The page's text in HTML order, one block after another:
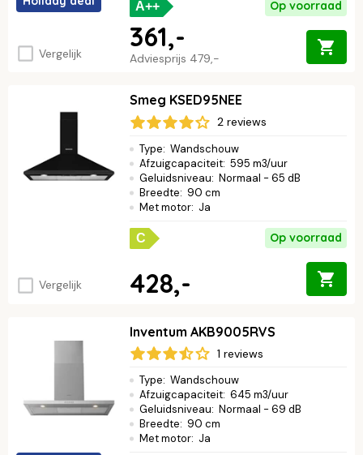
Vergelijk
A++ Op voorraad
Adviesprijs 479,-
361,-
Vergelijk
Smeg KSED95NEE
2 reviews
Type: Wandschouw
Afzuigcapaciteit: 595 m3/uur
Geluidsniveau: Normaal - 65 dB
Breedte: 90 cm
Met motor: Ja
C Op voorraad
428,-
Inventum AKB9005RVS
1 reviews
Type: Wandschouw
Afzuigcapaciteit: 645 m3/uur
Geluidsniveau: Normaal - 69 dB
Breedte: 90 cm
Met motor: Ja